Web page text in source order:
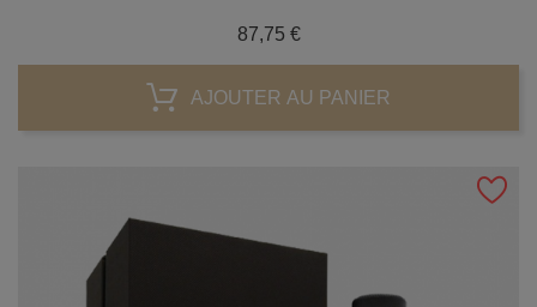
87,75 €Prix
AJOUTER AU PANIER